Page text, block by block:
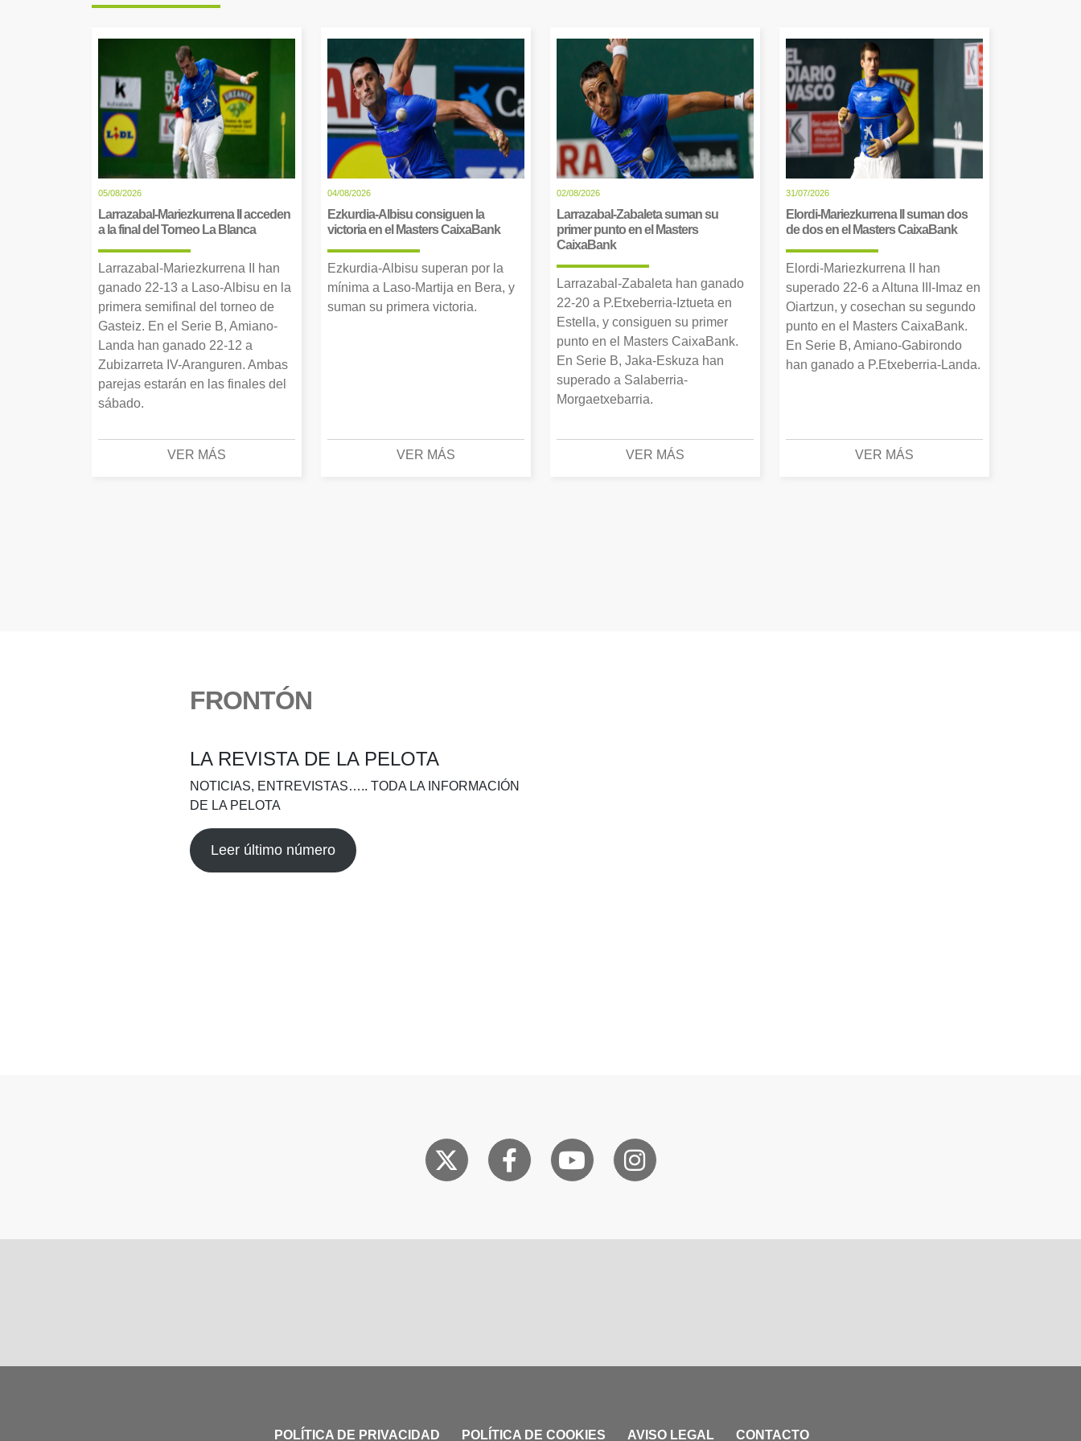
05/08/2026
Larrazabal-Mariezkurrena II acceden
a la final del Torneo La Blanca
Larrazabal-Mariezkurrena II han
ganado 22-13 a Laso-Albisu en la
primera semifinal del torneo de
Gasteiz. En el Serie B, Amiano-
Landa han ganado 22-12 a
Zubizarreta IV-Aranguren. Ambas
parejas estarán en las finales del
sábado.
VER MÁS
04/08/2026
Ezkurdia-Albisu consiguen la
victoria en el Masters CaixaBank
Ezkurdia-Albisu superan por la
mínima a Laso-Martija en Bera, y
suman su primera victoria.
VER MÁS
02/08/2026
Larrazabal-Zabaleta suman su
primer punto en el Masters
CaixaBank
Larrazabal-Zabaleta han ganado
22-20 a P.Etxeberria-Iztueta en
Estella, y consiguen su primer
punto en el Masters CaixaBank.
En Serie B, Jaka-Eskuza han
superado a Salaberria-
Morgaetxebarria.
VER MÁS
31/07/2026
Elordi-Mariezkurrena II suman dos
de dos en el Masters CaixaBank
Elordi-Mariezkurrena II han
superado 22-6 a Altuna III-Imaz en
Oiartzun, y cosechan su segundo
punto en el Masters CaixaBank.
En Serie B, Amiano-Gabirondo
han ganado a P.Etxeberria-Landa.
VER MÁS
FRONTÓN
LA REVISTA DE LA PELOTA
NOTICIAS, ENTREVISTAS….. TODA LA INFORMACIÓN
DE LA PELOTA
Leer último número
POLÍTICA DE PRIVACIDAD POLÍTICA DE COOKIES AVISO LEGAL CONTACTO